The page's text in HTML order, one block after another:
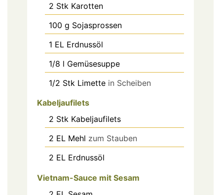
2 Stk Karotten
100 g Sojasprossen
1 EL Erdnussöl
1/8 l Gemüsesuppe
1/2 Stk Limette in Scheiben
Kabeljaufilets
2 Stk Kabeljaufilets
2 EL Mehl zum Stauben
2 EL Erdnussöl
Vietnam-Sauce mit Sesam